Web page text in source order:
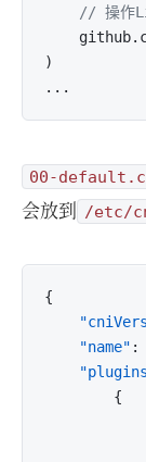
// 操作
)
00-
会放到 /etc/
{
"name" :
{